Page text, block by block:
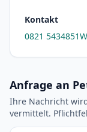
Kontakt
0821 5434851
Anfrage an
Ihre Nachricht
vermittelt.